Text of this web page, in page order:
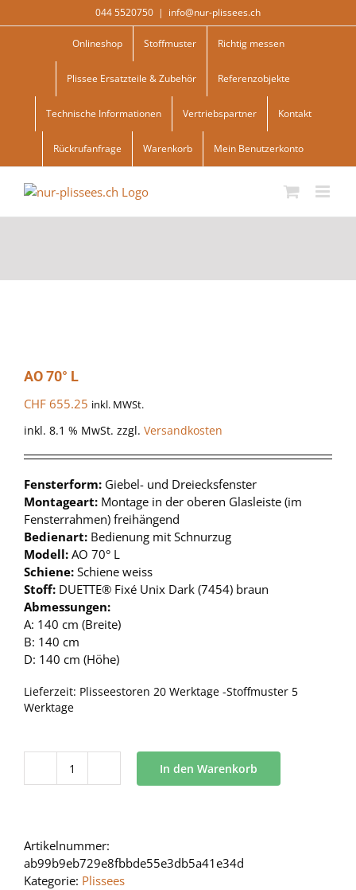
to
044 5520750 | info@nur-plissees.ch
Onlineshop Stoffmuster Richtig messen
Plissee Ersatzteile & Zubehör Referenzobjekte
Technische Informationen Vertriebspartner Kontakt
Rückrufanfrage Warenkorb Mein Benutzerkonto
AO 70° L
CHF 655.25 inkl. MWSt.
inkl. 8.1 % MwSt. zzgl. Versandkosten
Fensterform: Giebel- und Dreiecksfenster
Montageart: Montage in der oberen Glasleiste (im
Fensterrahmen) freihängend
Bedienart: Bedienung mit Schnurzug
Modell: AO 70° L
Schiene: Schiene weiss
Stoff: DUETTE® Fixé Unix Dark (7454) braun
Abmessungen:
A: 140 cm (Breite)
B: 140 cm
D: 140 cm (Höhe)
Lieferzeit: Plisseestoren 20 Werktage -Stoffmuster 5
Werktage
AO
In den Warenkorb
Artikelnummer:
ab99b9eb729e8fbbde55e3db5a41e34d
Kategorie: Plissees